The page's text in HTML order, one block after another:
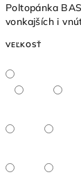
Poltopánka
vonkajších i
VEĽKOSŤ